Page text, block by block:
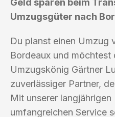
Geld sparen beim
Umzugsgüter nach
Du planst einen Umzug
Bordeaux und möchtest
Umzugskönig Gärtner
zuverlässiger Partner,
Mit unserer
umfangreichen Service